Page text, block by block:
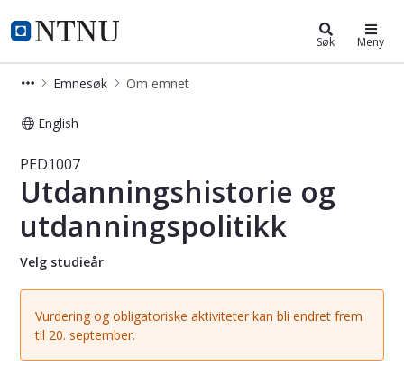
NTNU Hjemmeside
Studier Søk Meny
Emnesøk Om emnet
English
Emne - Utdanningshistorie og
PED1007
Utdanningshistorie og
utdanningspolitikk
Velg studieår
Vurdering og obligatoriske aktiviteter kan bli endret frem
til 20. september.